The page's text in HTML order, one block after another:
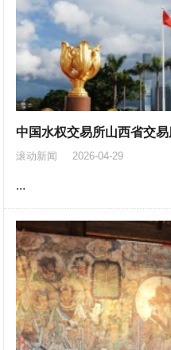
中国水权交易所山西省交
滚动新闻 2026-04-29
...